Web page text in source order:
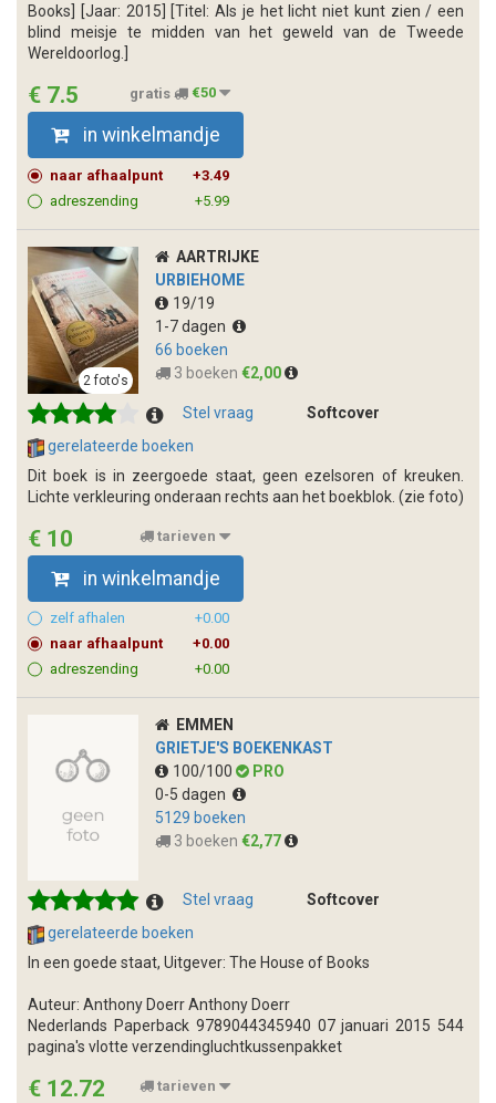
Books] [Jaar: 2015] [Titel: Als je het licht niet kunt zien / een
blind meisje te midden van het geweld van de Tweede
Wereldoorlog.]
€ 7.5 gratis €50
in winkelmandje
naar afhaalpunt
+3.49
adreszending
+5.99
AARTRIJKE
URBIEHOME
19/19
1-7 dagen
66 boeken
3 boeken €2,00
2 foto's
Stel vraag
Softcover
gerelateerde boeken
Dit boek is in zeergoede staat, geen ezelsoren of kreuken.
Lichte verkleuring onderaan rechts aan het boekblok. (zie foto)
€ 10 tarieven
in winkelmandje
zelf afhalen
+0.00
naar afhaalpunt
+0.00
adreszending
+0.00
EMMEN
GRIETJE'S BOEKENKAST
100/100
PRO
0-5 dagen
5129 boeken
3 boeken €2,77
Stel vraag
Softcover
gerelateerde boeken
In een goede staat, Uitgever: The House of Books
Auteur: Anthony Doerr Anthony Doerr
Nederlands Paperback 9789044345940 07 januari 2015 544
pagina's vlotte verzendingluchtkussenpakket
€ 12.72 tarieven